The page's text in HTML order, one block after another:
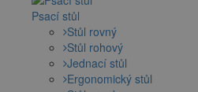
Psací stůl
Stůl rovný
Stůl rohový
Jednací stůl
Ergonomický stůl